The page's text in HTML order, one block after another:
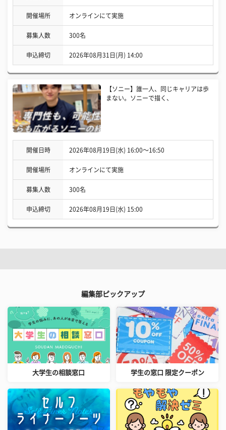
開催場所 オンラインにて実施
募集人数 300名
申込締切 2026年08月31日(月) 14:00
【ソニー】誰一人、同じキャリアは歩
まない。ソニーで描く、
開催日時 2026年08月19日(水) 16:00〜16:50
開催場所 オンラインにて実施
募集人数 300名
申込締切 2026年08月19日(水) 15:00
編集部ピックアップ
大学生の相談窓口 学生の窓口 限定クーポン